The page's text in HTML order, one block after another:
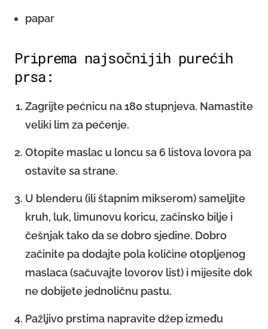
papar
Priprema najsočnijih purećih
prsa:
Zagrijte pećnicu na 180 stupnjeva. Namastite
veliki lim za pečenje.
Otopite maslac u loncu sa 6 listova lovora pa
ostavite sa strane.
U blenderu (ili štapnim mikserom) sameljite
kruh, luk, limunovu koricu, začinsko bilje i
češnjak tako da se dobro sjedine. Dobro
začinite pa dodajte pola količine otopljenog
maslaca (sačuvajte lovorov list) i mijesite dok
ne dobijete jednoličnu pastu.
Pažljivo prstima napravite džep između